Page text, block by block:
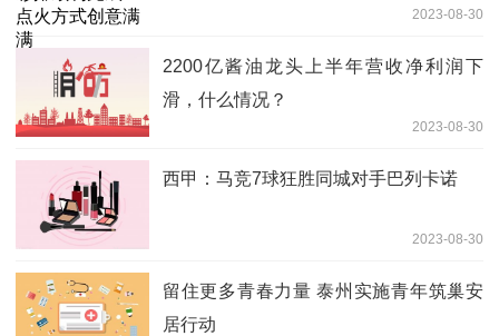
2023-08-30
2200亿酱油龙头上半年营收净利润下
滑，什么情况？
2023-08-30
西甲：马竞7球狂胜同城对手巴列卡诺
2023-08-30
留住更多青春力量 泰州实施青年筑巢安
居行动